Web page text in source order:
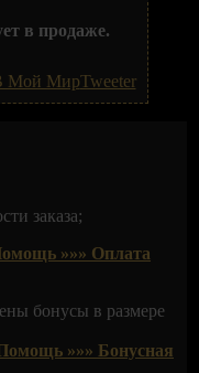
в продаже.
Мой МирTweeter
заказа;
»»» Оплата
бонусы в размере
»»» Бонусная